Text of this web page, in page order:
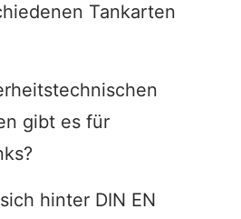
Tankarten
gibt es für
hinter DIN EN